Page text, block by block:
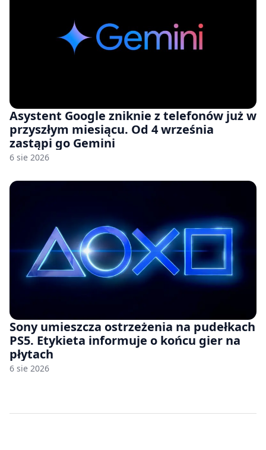
Asystent Google zniknie z telefonów już w
przyszłym miesiącu. Od 4 września
zastąpi go Gemini
6 sie 2026
Sony umieszcza ostrzeżenia na pudełkach
PS5. Etykieta informuje o końcu gier na
płytach
6 sie 2026